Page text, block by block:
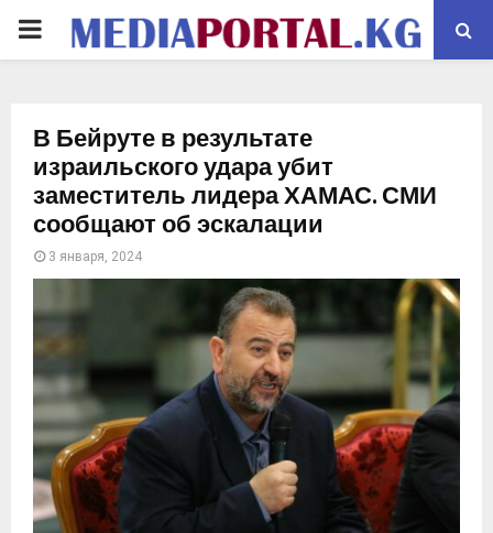
PRIMARY
В Бейруте в результате
израильского удара убит
заместитель лидера ХАМАС. СМИ
сообщают об эскалации
3 января, 2024